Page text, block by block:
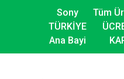
Sony
TÜRKİYE
Ana Bayi
Tüm